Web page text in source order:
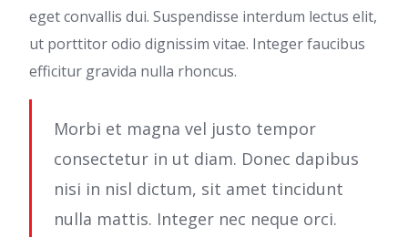
eget convallis dui. Suspendisse interdum lectus elit,
ut porttitor odio dignissim vitae. Integer faucibus
efficitur gravida nulla rhoncus.
Morbi et magna vel justo tempor
consectetur in ut diam. Donec dapibus
nisi in nisl dictum, sit amet tincidunt
nulla mattis. Integer nec neque orci.